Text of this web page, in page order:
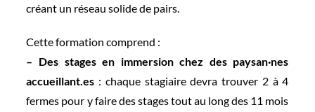
créant un réseau solide de pairs.
Cette formation comprend :
– Des stages en immersion chez des paysan·nes
accueillant.es : chaque stagiaire devra trouver 2 à 4
fermes pour y faire des stages tout au long des 11 mois